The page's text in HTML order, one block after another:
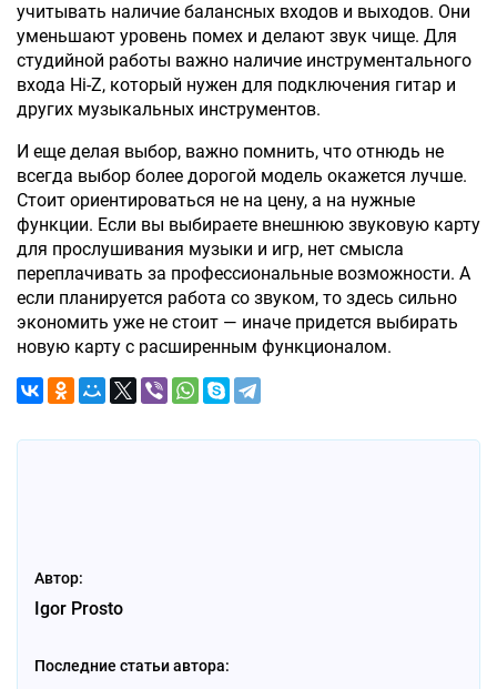
учитывать наличие балансных входов и выходов. Они
уменьшают уровень помех и делают звук чище. Для
студийной работы важно наличие инструментального
входа Hi-Z, который нужен для подключения гитар и
других музыкальных инструментов.
И еще делая выбор, важно помнить, что отнюдь не
всегда выбор более дорогой модель окажется лучше.
Стоит ориентироваться не на цену, а на нужные
функции. Если вы выбираете внешнюю звуковую карту
для прослушивания музыки и игр, нет смысла
переплачивать за профессиональные возможности. А
если планируется работа со звуком, то здесь сильно
экономить уже не стоит — иначе придется выбирать
новую карту с расширенным функционалом.
Автор:
Igor Prosto
Последние статьи автора: